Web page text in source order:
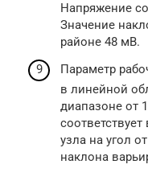
Напряжение
Значение
районе 48 мВ.
Параметр
в линейной
диапазоне от
узла на угол
наклона